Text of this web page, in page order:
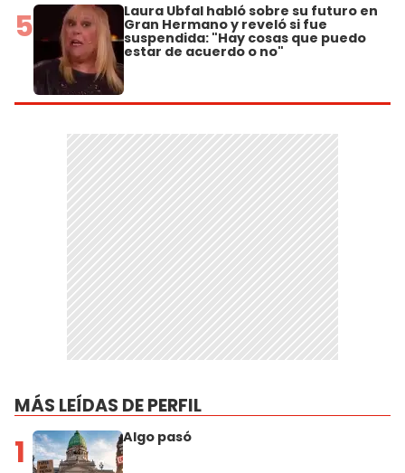
5 Laura Ubfal habló sobre su futuro en
Gran Hermano y reveló si fue
suspendida: "Hay cosas que puedo
estar de acuerdo o no"
MÁS LEÍDAS DE PERFIL
1 Algo pasó